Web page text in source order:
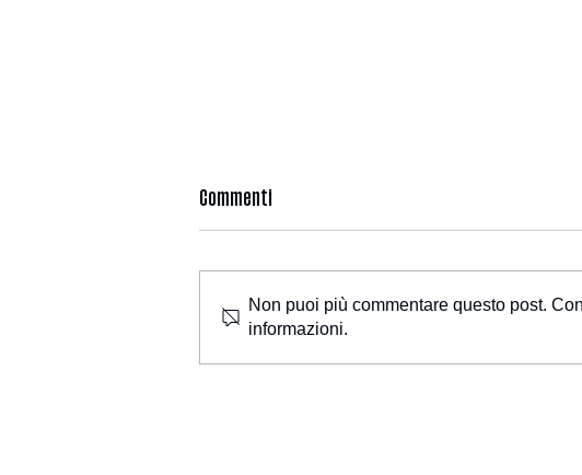
Commenti
Non puoi più commentare questo post.
informazioni.